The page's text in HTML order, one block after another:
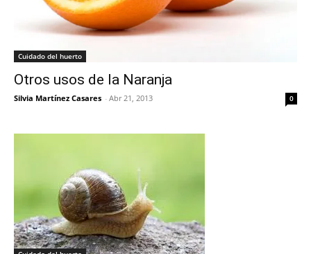
Cuidado del huerto
Otros usos de la Naranja
Silvia Martínez Casares - Abr 21, 2013 0